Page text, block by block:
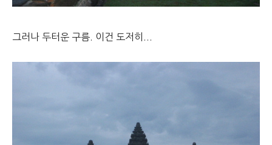
그러나 두터운 구름. 이건 도저히...